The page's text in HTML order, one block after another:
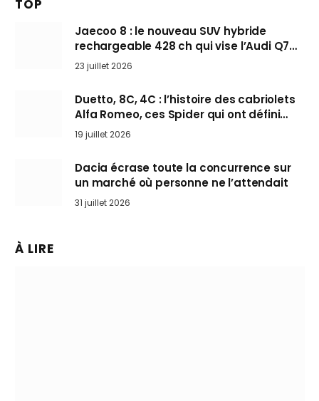
TOP
Jaecoo 8 : le nouveau SUV hybride
rechargeable 428 ch qui vise l’Audi Q7
arrive en Europe cet automne
23 juillet 2026
Duetto, 8C, 4C : l’histoire des cabriolets
Alfa Romeo, ces Spider qui ont défini
l’art de rouler cheveux au vent
19 juillet 2026
Dacia écrase toute la concurrence sur
un marché où personne ne l’attendait
31 juillet 2026
À LIRE